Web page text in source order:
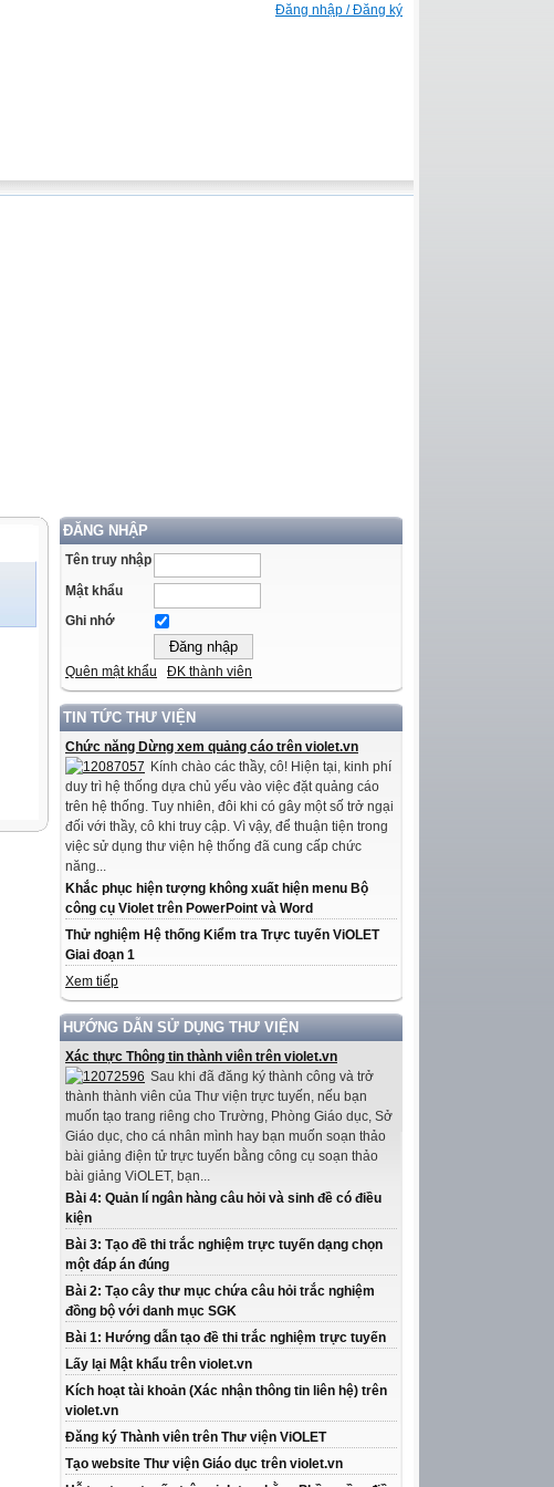
Đăng nhập / Đăng ký
ĐĂNG NHẬP
Tên truy nhập
Mật khẩu
Ghi nhớ
Quên mật khẩu ĐK thành viên
TIN TỨC THƯ VIỆN
Chức năng Dừng xem quảng cáo trên violet.vn
Kính chào các thầy, cô! Hiện tại, kinh phí
duy trì hệ thống dựa chủ yếu vào việc đặt quảng cáo
trên hệ thống. Tuy nhiên, đôi khi có gây một số trở ngại
đối với thầy, cô khi truy cập. Vì vậy, để thuận tiện trong
việc sử dụng thư viện hệ thống đã cung cấp chức
năng...
Khắc phục hiện tượng không xuất hiện menu Bộ
công cụ Violet trên PowerPoint và Word
Thử nghiệm Hệ thống Kiểm tra Trực tuyến ViOLET
Giai đoạn 1
Xem tiếp
HƯỚNG DẪN SỬ DỤNG THƯ VIỆN
Xác thực Thông tin thành viên trên violet.vn
Sau khi đã đăng ký thành công và trở
thành thành viên của Thư viện trực tuyến, nếu bạn
muốn tạo trang riêng cho Trường, Phòng Giáo dục, Sở
Giáo dục, cho cá nhân mình hay bạn muốn soạn thảo
bài giảng điện tử trực tuyến bằng công cụ soạn thảo
bài giảng ViOLET, bạn...
Bài 4: Quản lí ngân hàng câu hỏi và sinh đề có điều
kiện
Bài 3: Tạo đề thi trắc nghiệm trực tuyến dạng chọn
một đáp án đúng
Bài 2: Tạo cây thư mục chứa câu hỏi trắc nghiệm
đồng bộ với danh mục SGK
Bài 1: Hướng dẫn tạo đề thi trắc nghiệm trực tuyến
Lấy lại Mật khẩu trên violet.vn
Kích hoạt tài khoản (Xác nhận thông tin liên hệ) trên
violet.vn
Đăng ký Thành viên trên Thư viện ViOLET
Tạo website Thư viện Giáo dục trên violet.vn